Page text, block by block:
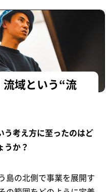
域という“流
う考え方に至ったのはど
うか？
島の北側で事業を展開す